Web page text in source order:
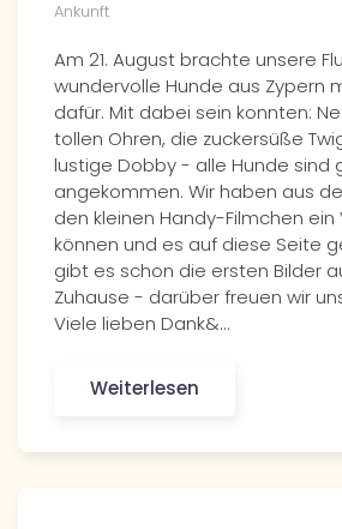
Ankunft
Am 21. August brachte unsere
wundervolle Hunde aus Zypern
dafür. Mit dabei sein konnten:
tollen Ohren, die zuckersüße
lustige Dobby - alle Hunde sind
angekommen. Wir haben aus
den kleinen Handy-Filmchen
können und es auf diese Seite
gibt es schon die ersten Bilder
Zuhause - darüber freuen wir
Viele lieben Dank&…
Weiterlesen